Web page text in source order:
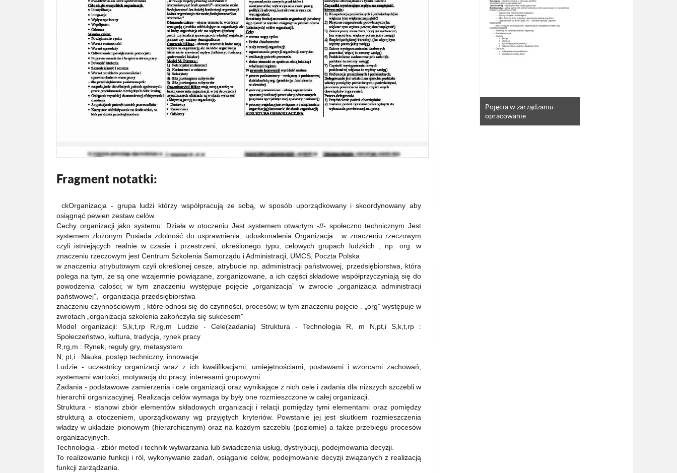
Fragment notatki:
ckOrganizacja - grupa ludzi którzy współpracują ze sobą, w sposób uporządkowany i skoordynowany aby
osiągnąć pewien zestaw celów
Cechy organizacji jako systemu: Działa w otoczeniu Jest systemem otwartym -//- społeczno technicznym Jest
systemem złożonym Posiada zdolność do usprawnienia, udoskonalenia Organizacja : w znaczeniu rzeczowym
czyli istniejących realnie w czasie i przestrzeni, określonego typu, celowych grupach ludzkich , np. org. w
znaczeniu rzeczowym jest Centrum Szkolenia Samorządu i Administracji, UMCS, Poczta Polska
w znaczeniu atrybutowym czyli określonej cesze, atrybucie np. administracji państwowej, przedsiębiorstwa, która
polega na tym, że są one wzajemnie powiązane, zorganizowane, a ich części składowe współprzyczyniają się do
powodzenia całości; w tym znaczeniu występuje pojęcie „organizacja” w zwrocie „organizacja administracji
państwowej”, ”organizacja przedsiębiorstwa
znaczeniu czynnościowym , które odnosi się do czynności, procesów; w tym znaczeniu pojęcie . „org” występuje w
zwrotach „organizacja szkolenia zakończyła się sukcesem”
Model organizacji: S,k,t,rp R,rg,m Ludzie - Cele(zadania) Struktura - Technologia R, m N,pt,i S,k,t,rp :
Społeczeństwo, kultura, tradycja, rynek pracy
R,rg,m : Rynek, reguły gry, metasystem
N, pt,i : Nauka, postęp techniczny, innowacje
Ludzie - uczestnicy organizacji wraz z ich kwalifikacjami, umiejętnościami, postawami i wzorcami zachowań,
systemami wartości, motywacją do pracy, interesami grupowymi.
Zadania - podstawowe zamierzenia i cele organizacji oraz wynikające z nich cele i zadania dla niższych szczebli w
hierarchii organizacyjnej. Realizacja celów wymaga by były one rozmieszczone w całej organizacji.
Struktura - stanowi zbiór elementów składowych organizacji i relacji pomiędzy tymi elementami oraz pomiędzy
strukturą a otoczeniem, uporządkowany wg przyjętych kryteriów. Powstanie jej jest skutkiem rozmieszczenia
władzy w układzie pionowym (hierarchicznym) oraz na każdym szczeblu (poziomie) a także przebiegu procesów
organizacyjnych.
Technologia - zbiór metod i technik wytwarzania lub świadczenia usług, dystrybucji, podejmowania decyzji.
To realizowanie funkcji i ról, wykonywanie zadań, osiąganie celów, podejmowanie decyzji związanych z realizacją
funkcji zarządzania.
Pojęcia w zarządzaniu-
opracowanie